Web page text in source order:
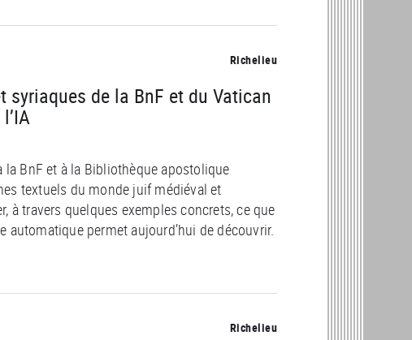
Richelieu
de la BnF et du Vatican
BnF et à la Bibliothèque apostolique
textuels du monde juif médiéval et
à travers quelques exemples concrets, ce que
permet aujourd’hui de découvrir.
Richelieu